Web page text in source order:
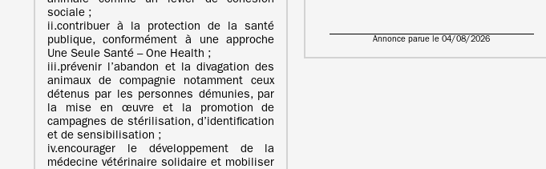
sociale ;
ii.contribuer à la protection de la santé
publique, conformément à une approche
Une Seule Santé – One Health ;
iii.prévenir l’abandon et la divagation des
animaux de compagnie notamment ceux
détenus par les personnes démunies, par
la mise en œuvre et la promotion de
campagnes de stérilisation, d’identification
et de sensibilisation ;
iv.encourager le développement de la
médecine vétérinaire solidaire et mobiliser
Annonce parue le 04/08/2026